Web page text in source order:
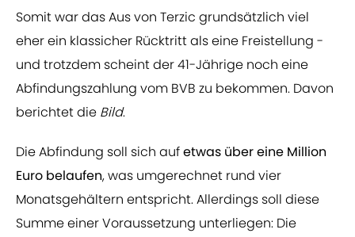
Somit war das Aus von Terzic grundsätzlich viel
eher ein klassicher Rücktritt als eine Freistellung -
und trotzdem scheint der 41-Jährige noch eine
Abfindungszahlung vom BVB zu bekommen. Davon
berichtet die Bild.
Die Abfindung soll sich aufetwas über eine Million
Euro belaufen, was umgerechnet rund vier
Monatsgehältern entspricht. Allerdings soll diese
Summe einer Voraussetzung unterliegen: Die